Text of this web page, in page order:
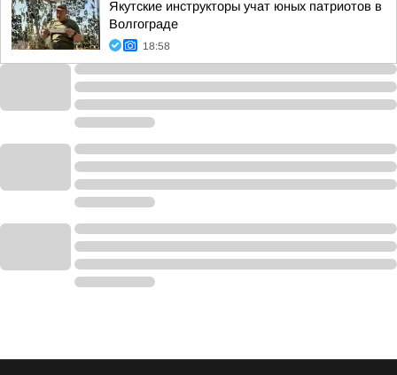
Якутские инструкторы учат юных патриотов в
Волгограде
18:58